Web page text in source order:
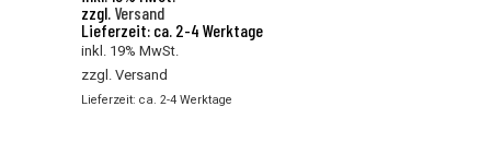
zzgl. Versand
Lieferzeit: ca. 2-4 Werktage
inkl. 19% MwSt.
zzgl.Versand
Lieferzeit: ca. 2-4 Werktage